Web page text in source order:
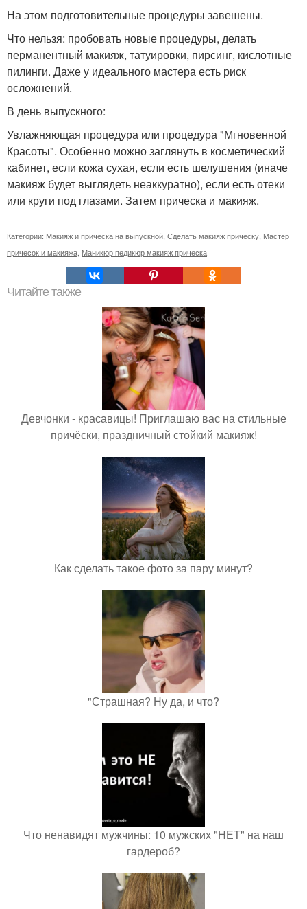
На этом подготовительные процедуры завешены.
Что нельзя: пробовать новые процедуры, делать
перманентный макияж, татуировки, пирсинг, кислотные
пилинги. Даже у идеального мастера есть риск
осложнений.
В день выпускного:
Увлажняющая процедура или процедура "Мгновенной
Красоты". Особенно можно заглянуть в косметический
кабинет, если кожа сухая, если есть шелушения (иначе
макияж будет выглядеть неаккуратно), если есть отеки
или круги под глазами. Затем прическа и макияж.
Категории: Макияж и прическа на выпускной Сделать макияж прическу Мастер
причесок и макияжа Маникюр педикюр макияж прическа
Читайте также
Девчонки - красавицы! Приглашаю вас на стильные
причёски, праздничный стойкий макияж!
Как сделать такое фото за пару минут?
"Страшная? Ну да, и что?
Что ненавидят мужчины: 10 мужских "НЕТ" на наш
гардероб?